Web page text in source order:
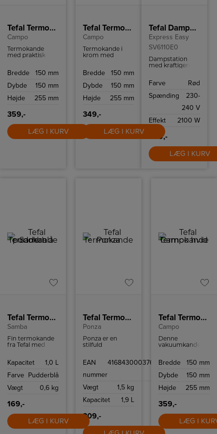
Tefal Termokande sort
Campo
Termokande
med praktisk
være QUICK-TIP
væske varm i 12
timer.
Bredde
150 mm
Dybde
150 mm
Højde
255 mm
359,-
LÆG I KURV
Tefal Termokande krom
Campo
Termokande i
krom med
én hånd takket
lukning. Holder
timer og kold i 24
Bredde
150 mm
Dybde
150 mm
Højde
255 mm
349,-
LÆG I KURV
Tefal Dampstrygejern
Express Easy
SV6110E0
Dampstation
med kraftigere
vandtank end et
dampjern gør
effektiv. Praktisk
Farve
Rød
Spænding
230-
240 V
Effekt
2100 W
849,-
LÆG I KURV
Tefal Termokande pudderblå
Samba
Fin termokande
fra Tefal med
væske varmt i 12
24 timer.
Kapacitet
1,0 L
Farve Pudderblå
Vægt
0,6 kg
169,-
LÆG I KURV
Tefal Termokande
Ponza
Ponza er en
stilfuld
liter og holder
timer eller kold i
EAN
nummer
4168430003766
Vægt
1,5 kg
Kapacitet
1,9 L
309,-
Tefal Termokande hvid
Campo
Denne
vakuumkande er
håndtering med
Bredde
150 mm
Dybde
150 mm
Højde
255 mm
359,-
LÆG I